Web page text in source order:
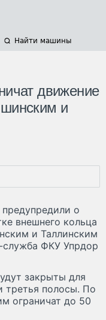
Найти машины
движение
и
о
внешнего кольца
и Таллинским
ФКУ Упрдор
закрыты для
третья полосы. По
ограничат до 50